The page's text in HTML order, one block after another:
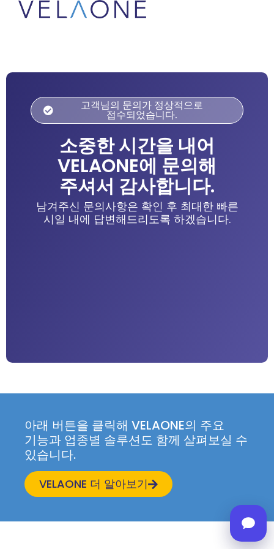
고객님의 문의가 정상적으로
접수되었습니다.
소중한 시간을 내어
VELAONE에 문의해
주셔서 감사합니다.
남겨주신 문의사항은 확인 후 최대한 빠른
시일 내에 답변해드리도록 하겠습니다.
아래 버튼을 클릭해 VELAONE의 주요
기능과 업종별 솔루션도 함께 살펴보실 수
있습니다.
VELAONE 더 알아보기